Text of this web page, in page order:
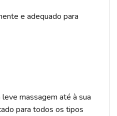
e adequado para
massagem até à sua
para todos os tipos